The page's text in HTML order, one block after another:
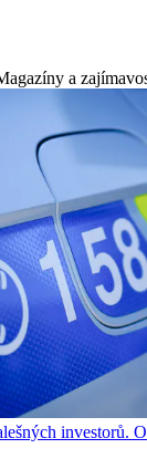
a
investorů.